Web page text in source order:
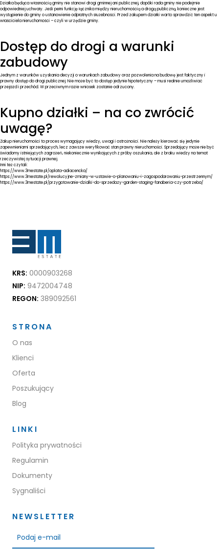
Działka będąca własnością gminy nie stanowi drogi gminnej ani publicznej, dopóki rada gminy nie podejmie
odpowiedniej uchwały. Jeśli pełni funkcję łącznika między nieruchomością a drogą publiczną, konieczne jest
wystąpienie do gminy o ustanowienie odpłatnych służebności. Przed zakupem działki warto sprawdzić ten aspekt u
właściciela nieruchomości – czyli w urzędzie gminy.
Dostęp do drogi a warunki
zabudowy
Jednym z warunków uzyskania decyzji o warunkach zabudowy oraz pozwolenia na budowę jest faktyczny i
prawny dostęp do drogi publicznej. Nie może być to dostęp jedynie hipotetyczny – musi realnie umożliwiać
przejazd i przechód. W przeciwnym razie wniosek zostanie odrzucony.
Kupno działki – na co zwrócić
uwagę?
Zakup nieruchomości to proces wymagający wiedzy, uwagi i ostrożności. Nie należy kierować się jedynie
zapewnieniami sprzedających, lecz zawsze weryfikować stan prawny nieruchomości. Sprzedający może nie być
świadomy istniejących zagrożeń, niekoniecznie wynikających z próby oszukania, ale z braku wiedzy na temat
rzeczywistej sytuacji prawnej.
Inni też czytali:
https://www.3mestate.pl/oplata-adiacencka/
https://www.3mestate.pl/rewolucyjne-zmiany-w-ustawie-o-planowaniu-i-zagospodarowaniu-przestrzennym/
https://www.3mestate.pl/przygotowanie-dzialki-do-sprzedazy-garden-staging-fanaberia-czy-potrzeba/
KRS: 0000903268
NIP: 9472004748
REGON: 389092561
STRONA
O nas
Klienci
Oferta
Poszukujący
Blog
LINKI
Polityka prywatności
Regulamin
Dokumenty
Sygnaliści
NEWSLETTER